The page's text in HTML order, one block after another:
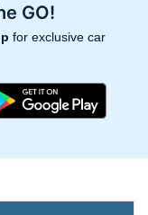
GO!
for exclusive car